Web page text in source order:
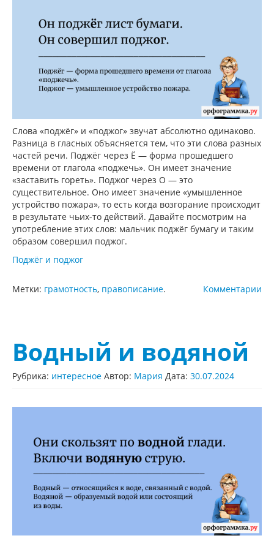
Слова «поджёг» и «поджог» звучат абсолютно одинаково.
Разница в гласных объясняется тем, что эти слова разных
частей речи. Поджёг через Ё — форма прошедшего
времени от глагола «поджечь». Он имеет значение
«заставить гореть». Поджог через О — это
существительное. Оно имеет значение «умышленное
устройство пожара», то есть когда возгорание происходит
в результате чьих-то действий. Давайте посмотрим на
употребление этих слов: мальчик поджёг бумагу и таким
образом совершил поджог.
Поджёг и поджог
Комментарии
Метки: грамотность, правописание.
Водный и водяной
Рубрика: интересное Автор: Мария Дата: 30.07.2024